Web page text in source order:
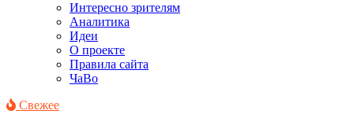
Интересно зрителям
Аналитика
Идеи
О проекте
Правила сайта
ЧаВо
Свежее